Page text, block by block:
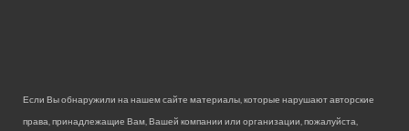
Если Вы обнаружили на нашем сайте материалы, которые нарушают авторские
права, принадлежащие Вам, Вашей компании или организации, пожалуйста,